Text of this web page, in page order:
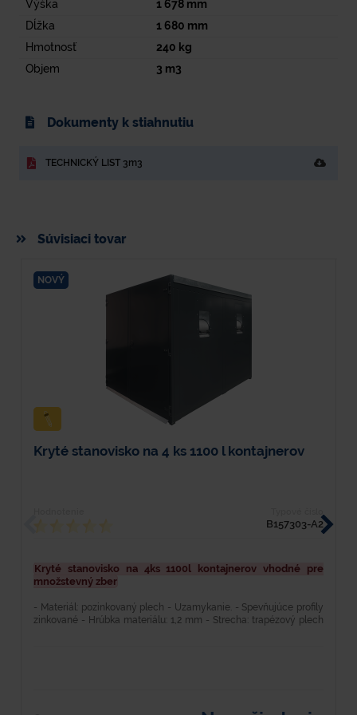
Výška
1 678mm
Dĺžka
1 680 mm
Hmotnosť
240 kg
Objem
3 m3
Dokumenty k stiahnutiu
TECHNICKÝ LIST 3m3
Súvisiaci tovar
NOVÝ
Kryté stanovisko na 4 ks 1100 l kontajnerov
B157303-A2
Kryté stanovisko na 4ks 1100l kontajnerov vhodné pre
množstevný zber
- Materiál: pozinkovaný plech - Uzamykanie. - Spevňujúce profily
zinkované - Hrúbka materiálu: 1,2 mm - Strecha: trapézový plech